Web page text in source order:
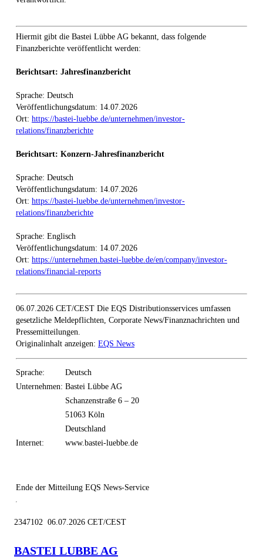
Hiermit gibt die Bastei Lübbe AG bekannt, dass folgende
Finanzberichte veröffentlicht werden:
Berichtsart: Jahresfinanzbericht
Sprache: Deutsch
Veröffentlichungsdatum: 14.07.2026
Ort: https://bastei-luebbe.de/unternehmen/investor-
relations/finanzberichte
Berichtsart: Konzern-Jahresfinanzbericht
Sprache: Deutsch
Veröffentlichungsdatum: 14.07.2026
Ort: https://bastei-luebbe.de/unternehmen/investor-
relations/finanzberichte
Sprache: Englisch
Veröffentlichungsdatum: 14.07.2026
Ort: https://unternehmen.bastei-luebbe.de/en/company/investor-
relations/financial-reports
06.07.2026 CET/CEST Die EQS Distributionsservices umfassen
gesetzliche Meldepflichten, Corporate News/Finanznachrichten und
Pressemitteilungen.
Originalinhalt anzeigen: EQS News
Sprache:
Deutsch
Unternehmen: Bastei Lübbe AG
Schanzenstraße 6 – 20
51063 Köln
Deutschland
Internet:
www.bastei-luebbe.de
Ende der Mitteilung EQS News-Service
2347102 06.07.2026 CET/CEST
BASTEI LUBBE AG